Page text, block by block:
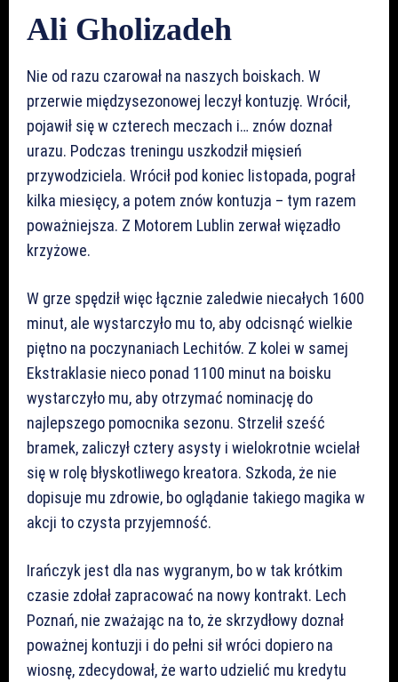
Ali Gholizadeh
Nie od razu czarował na naszych boiskach. W
przerwie międzysezonowej leczył kontuzję. Wrócił,
pojawił się w czterech meczach i… znów doznał
urazu. Podczas treningu uszkodził mięsień
przywodziciela. Wrócił pod koniec listopada, pograł
kilka miesięcy, a potem znów kontuzja – tym razem
poważniejsza. Z Motorem Lublin zerwał więzadło
krzyżowe.
W grze spędził więc łącznie zaledwie niecałych 1600
minut, ale wystarczyło mu to, aby odcisnąć wielkie
piętno na poczynaniach Lechitów. Z kolei w samej
Ekstraklasie nieco ponad 1100 minut na boisku
wystarczyło mu, aby otrzymać nominację do
najlepszego pomocnika sezonu. Strzelił sześć
bramek, zaliczył cztery asysty i wielokrotnie wcielał
się w rolę błyskotliwego kreatora. Szkoda, że nie
dopisuje mu zdrowie, bo oglądanie takiego magika w
akcji to czysta przyjemność.
Irańczyk jest dla nas wygranym, bo w tak krótkim
czasie zdołał zapracować na nowy kontrakt. Lech
Poznań, nie zważając na to, że skrzydłowy doznał
poważnej kontuzji i do pełni sił wróci dopiero na
wiosnę, zdecydował, że warto udzielić mu kredytu